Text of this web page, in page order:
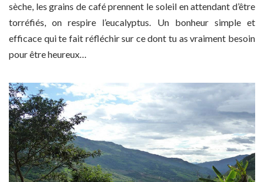
sèche, les grains de café prennent le soleil en attendant d’être
torréfiés, on respire l’eucalyptus. Un bonheur simple et
efficace qui te fait réfléchir sur ce dont tu as vraiment besoin
pour être heureux…